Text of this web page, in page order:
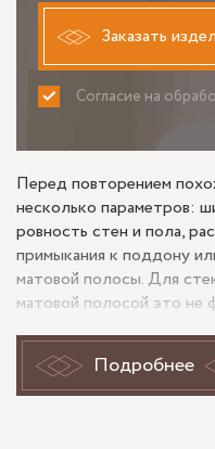
Заказать
Согласие на
ПРИНИМАЮ
Перед повторением
несколько параметров:
ровность стен и пола,
примыкания к поддону
матовой полосы. Для
матовой полосой это не
зазоры и будет ли
ожидается в ежедневном
Подробнее